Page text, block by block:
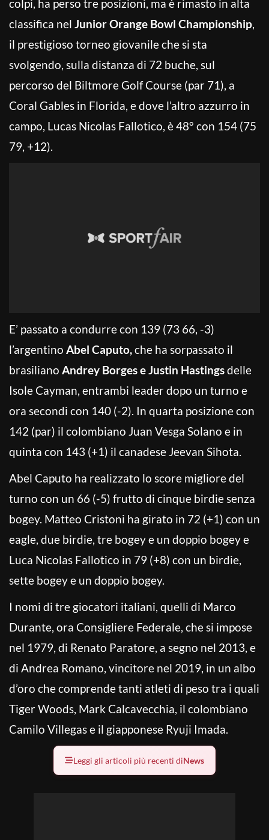
colpi, ha perso tre posizioni, ma è rimasto in alta
classifica nel Junior Orange Bowl Championship,
il prestigioso torneo giovanile che si sta
svolgendo, sulla distanza di 72 buche, sul
percorso del Biltmore Golf Course (par 71), a
Coral Gables in Florida, e dove l’altro azzurro in
campo, Lucas Nicolas Fallotico, è 48° con 154 (75
79, +12).
E’ passato a condurre con 139 (73 66, -3)
l’argentino Abel Caputo,che ha sorpassato il
brasiliano Andrey Borges e Justin Hastingsdelle
Isole Cayman, entrambi leader dopo un turno e
ora secondi con 140 (-2). In quarta posizione con
142 (par) il colombiano Juan Vesga Solano e in
quinta con 143 (+1) il canadese Jeevan Sihota.
Abel Caputo ha realizzato lo score migliore del
turno con un 66 (-5) frutto di cinque birdie senza
bogey. Matteo Cristoni ha girato in 72 (+1) con un
eagle, due birdie, tre bogey e un doppio bogey e
Luca Nicolas Fallotico in 79 (+8) con un birdie,
sette bogey e un doppio bogey.
I nomi di tre giocatori italiani, quelli di Marco
Durante, ora Consigliere Federale, che si impose
nel 1979, di Renato Paratore, a segno nel 2013, e
di Andrea Romano, vincitore nel 2019, in un albo
d’oro che comprende tanti atleti di peso tra i quali
Tiger Woods, Mark Calcavecchia, il colombiano
Camilo Villegas e il giapponese Ryuji Imada.
Leggi gli articoli più recenti diNews